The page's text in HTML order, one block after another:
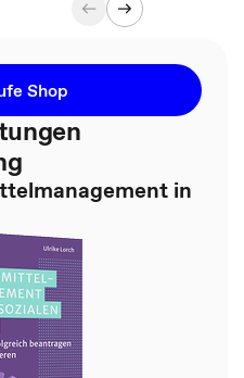
Shop
in